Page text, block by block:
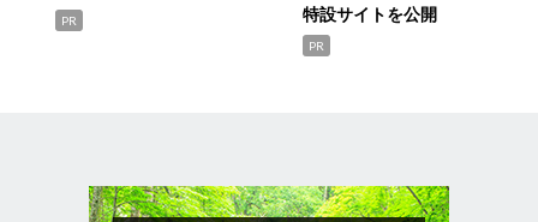
PR
特設サイトを公開
PR